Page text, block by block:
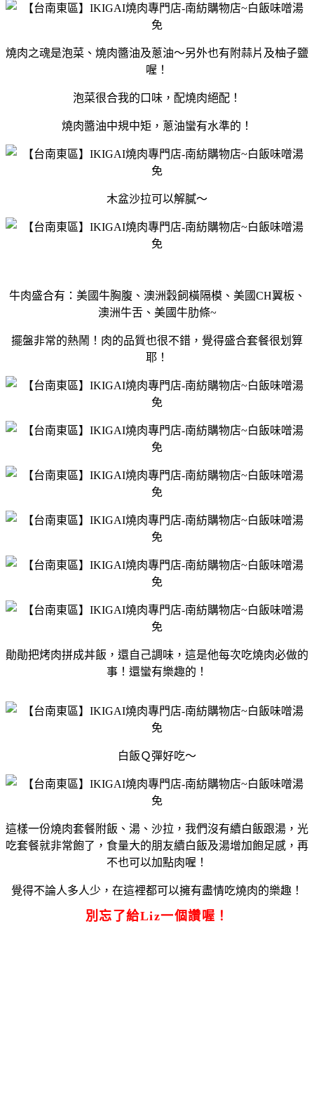
燒肉之魂是泡菜、燒肉醬油及蔥油～另外也有附蒜片及柚子鹽
喔！
泡菜很合我的口味，配燒肉絕配！
燒肉醬油中規中矩，蔥油蠻有水準的！
木盆沙拉可以解膩～
牛肉盛合有：美國牛胸腹、澳洲穀飼橫隔模、美國CH翼板、
澳洲牛舌、美國牛肋條~
擺盤非常的熱鬧！肉的品質也很不錯，覺得盛合套餐很划算
耶！
勛勛把烤肉拼成丼飯，還自己調味，這是他每次吃燒肉必做的
事！還蠻有樂趣的！
白飯Ｑ彈好吃～
這樣一份燒肉套餐附飯、湯、沙拉，我們沒有續白飯跟湯，光
吃套餐就非常飽了，食量大的朋友續白飯及湯增加飽足感，再
不也可以加點肉喔！
覺得不論人多人少，在這裡都可以擁有盡情吃燒肉的樂趣！
別忘了給Liz一個讚喔！